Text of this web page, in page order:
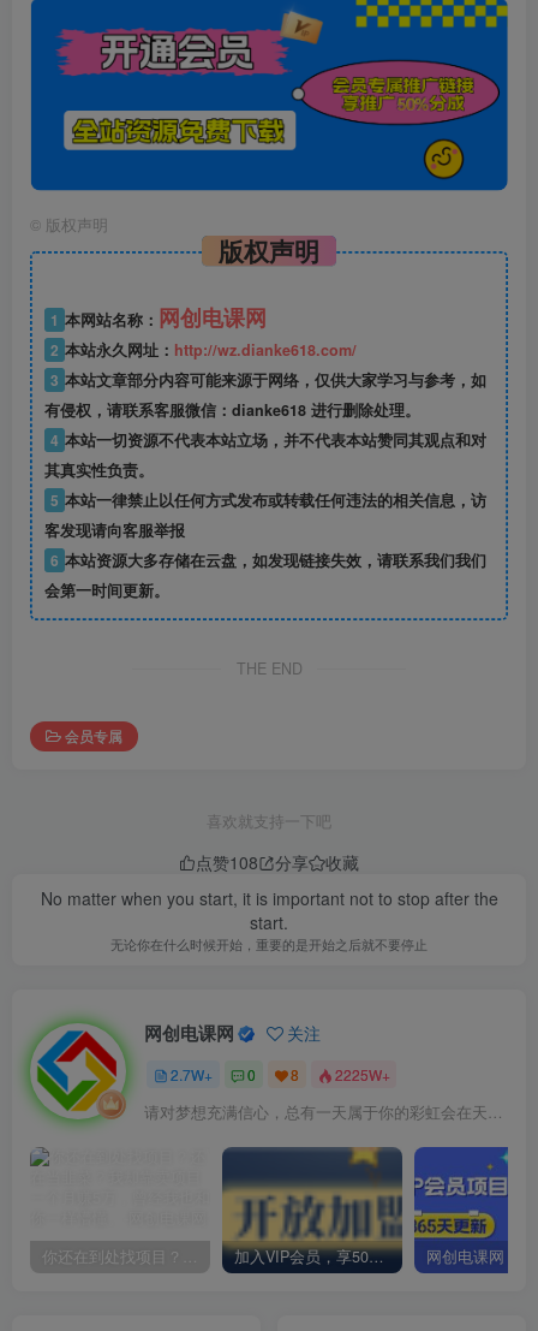
© 版权声明
版权声明
1 本网站名称： 网创电课网
2 本站永久网址： http://wz.dianke618.com/
3 本站文章部分内容可能来源于网络，仅供大家学习与参考，如
有侵权，请联系客服微信：dianke618 进行删除处理。
4 本站一切资源不代表本站立场，并不代表本站赞同其观点和对
其真实性负责。
5 本站一律禁止以任何方式发布或转载任何违法的相关信息，访
客发现请向客服举报
6 本站资源大多存储在云盘，如发现链接失效，请联系我们我们
会第一时间更新。
THE END
会员专属
喜欢就支持一下吧
点赞108 分享
收藏
No matter when you start, it is important not to stop after the
start.
无论你在什么时候开始，重要的是开始之后就不要停止
网创电课网 关注
2.7W+ 0 8 2225W+
加入VIP会员，享50%的推广提成，免费学习多种网上创业课程，菜鸟秒变大神！